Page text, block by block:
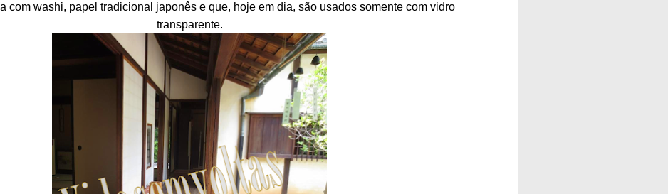
com washi, papel tradicional japonês e que, hoje em dia, são usados somente com vidro
transparente.